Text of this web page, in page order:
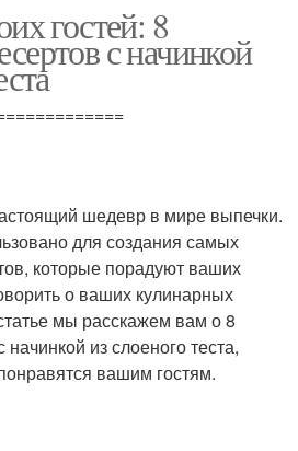
гостей: 8
с начинкой
шедевр в мире выпечки.
для создания самых
которые порадуют ваших
о ваших кулинарных
мы расскажем вам о 8
из слоеного теста,
вашим гостям.